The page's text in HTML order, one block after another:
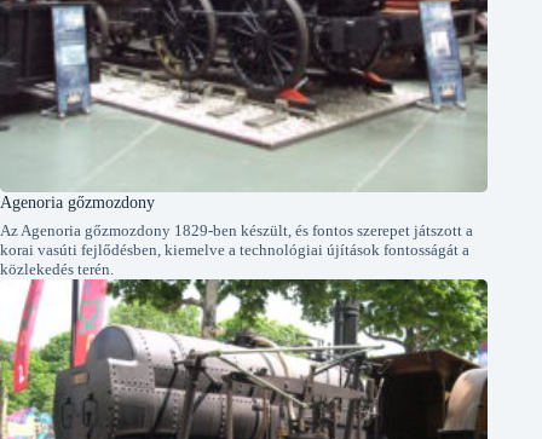
Agenoria gőzmozdony
Az Agenoria gőzmozdony 1829-ben készült, és fontos szerepet játszott a
korai vasúti fejlődésben, kiemelve a technológiai újítások fontosságát a
közlekedés terén.